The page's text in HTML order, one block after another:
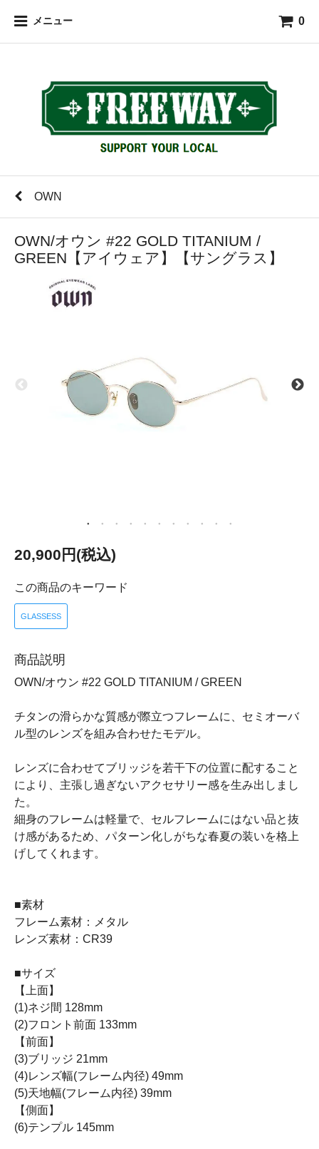
メニュー 0
OWN
OWN/オウン #22 GOLD TITANIUM /
GREEN【アイウェア】【サングラス】
20,900円(税込)
この商品のキーワード
GLASSESS
商品説明
OWN/オウン #22 GOLD TITANIUM / GREEN
チタンの滑らかな質感が際立つフレームに、セミオーバ
ル型のレンズを組み合わせたモデル。
レンズに合わせてブリッジを若干下の位置に配すること
により、主張し過ぎないアクセサリー感を生み出しまし
た。
細身のフレームは軽量で、セルフレームにはない品と抜
け感があるため、パターン化しがちな春夏の装いを格上
げしてくれます。
■素材
フレーム素材：メタル
レンズ素材：CR39
■サイズ
【上面】
(1)ネジ間 128mm
(2)フロント前面 133mm
【前面】
(3)ブリッジ 21mm
(4)レンズ幅(フレーム内径) 49mm
(5)天地幅(フレーム内径) 39mm
【側面】
(6)テンプル 145mm